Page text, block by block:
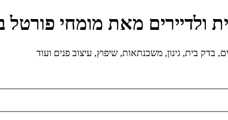
ולדיירים מאת מומחי פורטל
בדק בית, גינון, משכנתאות, שיפוץ, עיצוב פנים ועוד